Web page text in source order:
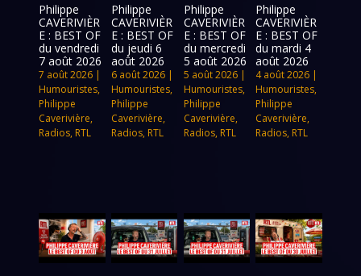
Philippe
CAVERIVIÈR
E : BEST OF
du vendredi
7 août 2026
7 août 2026 |
Humouristes,
Philippe
Caverivière,
Radios, RTL
Philippe
CAVERIVIÈR
E : BEST OF
du jeudi 6
août 2026
6 août 2026|
Humouristes,
Philippe
Caverivière,
Radios, RTL
Philippe
CAVERIVIÈR
E : BEST OF
du mercredi
5 août 2026
5 août 2026|
Humouristes,
Philippe
Caverivière,
Radios, RTL
Philippe
CAVERIVIÈR
E : BEST OF
du mardi 4
août 2026
4 août 2026 |
Humouristes,
Philippe
Caverivière,
Radios, RTL